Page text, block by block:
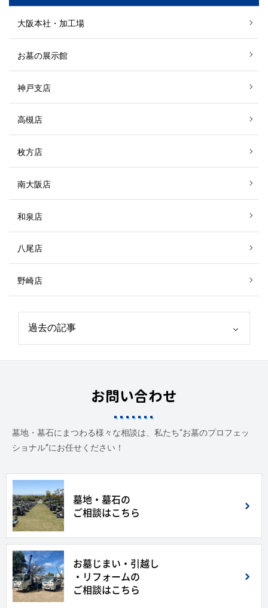
大阪本社・加工場
お墓の展示館
神戸支店
高槻店
枚方店
南大阪店
和泉店
八尾店
野崎店
お問い合わせ
墓地・墓石にまつわる様々な相談は、私たち“お墓のプロフェッ
ショナル”にお任せください！
墓地・墓石の
ご相談はこちら
お墓じまい・引越し
・リフォームの
ご相談はこちら